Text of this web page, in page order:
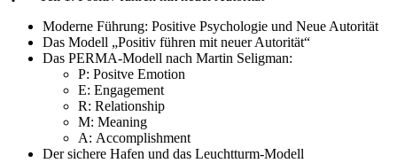
Moderne Führung: Positive Psychologie und Neue Autorität
Das Modell „Positiv führen mit neuer Autorität“
Das PERMA-Modell nach Martin Seligman:
P: Positve Emotion
E: Engagement
R: Relationship
M: Meaning
A: Accomplishment
Der sichere Hafen und das Leuchtturm-Modell